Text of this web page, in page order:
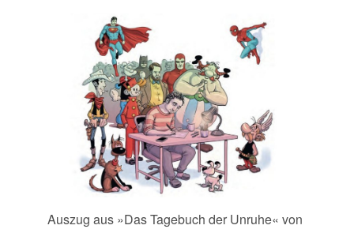
Auszug aus »Das Tagebuch der Unruhe« von